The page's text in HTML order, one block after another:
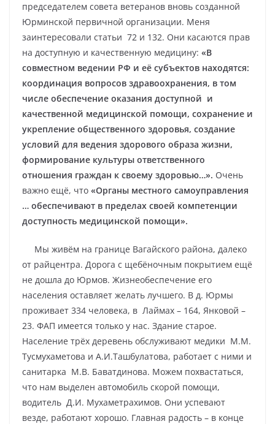
председателем совета ветеранов вновь созданной
Юрминской первичной организации. Меня
заинтересовали статьи 72 и 132. Они касаются прав
на доступную и качественную медицину: «В
совместном ведении РФ и её субъектов находятся:
координация вопросов здравоохранения, в том
числе обеспечение оказания доступной и
качественной медицинской помощи, сохранение и
укрепление общественного здоровья, создание
условий для ведения здорового образа жизни,
формирование культуры ответственного
отношения граждан к своему здоровью…». Очень
важно ещё, что «Органы местного самоуправления
… обеспечивают в пределах своей компетенции
доступность медицинской помощи».
Мы живём на границе Вагайского района, далеко
от райцентра. Дорога с щебёночным покрытием ещё
не дошла до Юрмов. Жизнеобеспечение его
населения оставляет желать лучшего. В д. Юрмы
проживает 334 человека, в Лаймах – 164, Янковой –
23. ФАП имеется только у нас. Здание старое.
Население трёх деревень обслуживают медики М.М.
Тусмухаметова и А.И.Ташбулатова, работает с ними и
санитарка М.В. Баватдинова. Можем похвастаться,
что нам выделен автомобиль скорой помощи,
водитель Д.И. Мухаметрахимов. Они успевают
везде, работают хорошо. Главная радость – в конце